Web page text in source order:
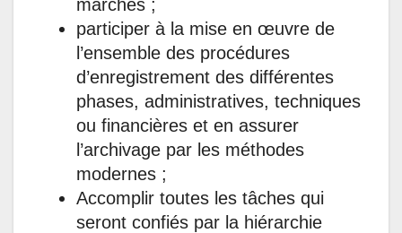
marchés ;
participer à la mise en œuvre de
l’ensemble des procédures
d’enregistrement des différentes
phases, administratives, techniques
ou financières et en assurer
l’archivage par les méthodes
modernes ;
Accomplir toutes les tâches qui
seront confiés par la hiérarchie